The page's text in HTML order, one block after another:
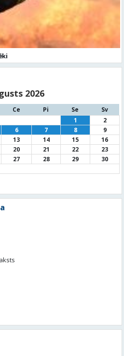
2026
Ce Pi Se
Sv
1
2
6 7 8
9
13 14 15
16
20 21 22
23
27 28 29
30